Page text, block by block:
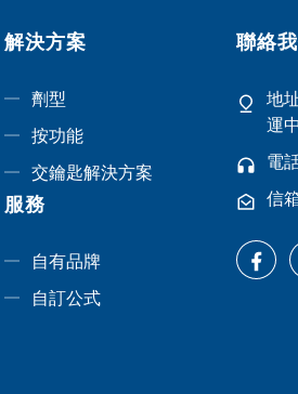
解決方案
劑型
按功能
交鑰匙解決方案
服務
自有品牌
自訂公式
聯絡
地
運
電
信